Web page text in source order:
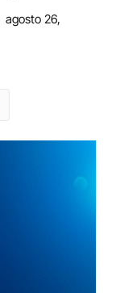
agosto 26,